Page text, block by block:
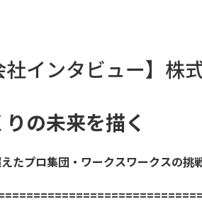
社インタビュー】株
の未来を描く
たプロ集団・ワークスワークスの挑